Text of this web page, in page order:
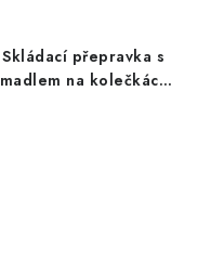
Skládací přepravka s
madlem na kolečkách